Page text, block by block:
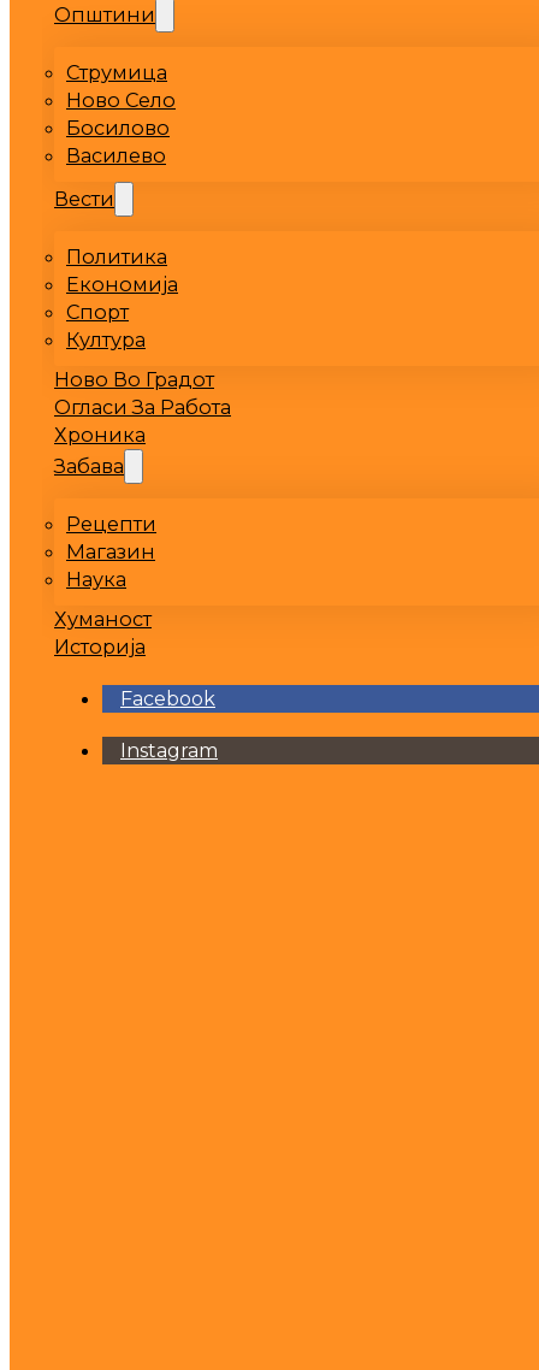
Општини
Струмица
Ново Село
Босилово
Василево
Вести
Политика
Економија
Спорт
Култура
Ново Во Градот
Огласи За Работа
Хроника
Забава
Рецепти
Магазин
Наука
Хуманост
Историја
Facebook
Instagram